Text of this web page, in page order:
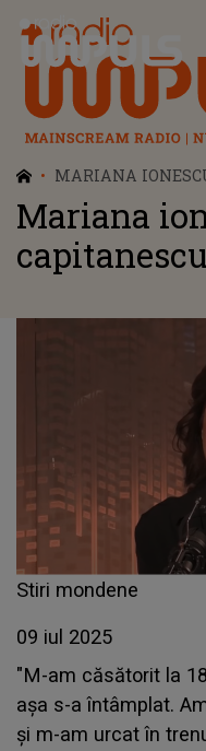
Radio Impuls
MARIANA
Mariana
capitanescu
Stiri mondene
09 iul 2025
"M-am căsătorit la
așa s-a întâmplat.
și m-am urcat în